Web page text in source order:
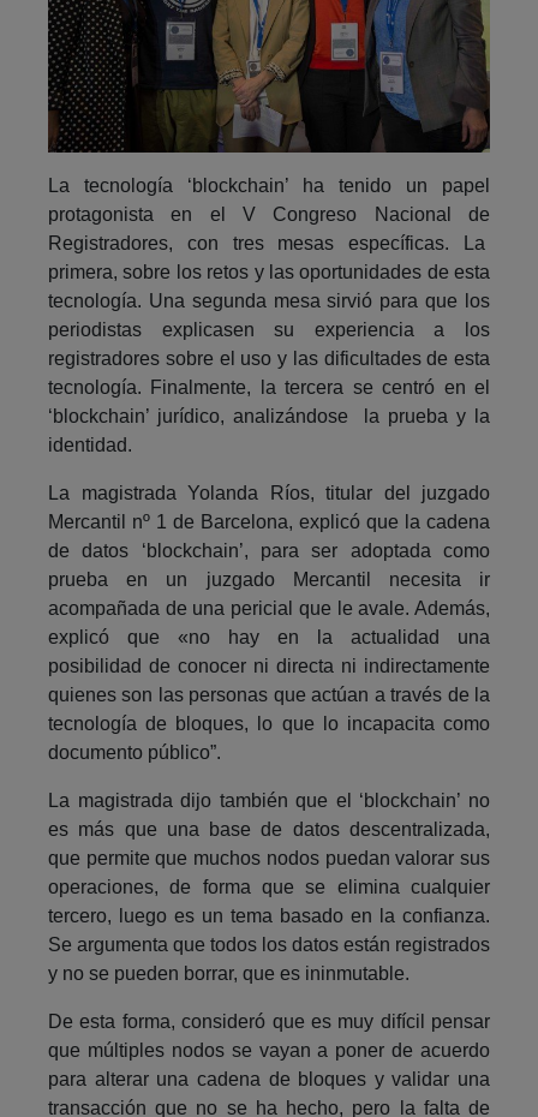
La tecnología ‘blockchain’ ha tenido un papel
protagonista en el V Congreso Nacional de
Registradores, con tres mesas específicas. La
primera, sobre los retos y las oportunidades de esta
tecnología. Una segunda mesa sirvió para que los
periodistas explicasen su experiencia a los
registradores sobre el uso y las dificultades de esta
tecnología. Finalmente, la tercera se centró en el
‘blockchain’ jurídico, analizándose la prueba y la
identidad.
La magistrada Yolanda Ríos, titular del juzgado
Mercantil nº 1 de Barcelona, explicó que la cadena
de datos ‘blockchain’, para ser adoptada como
prueba en un juzgado Mercantil necesita ir
acompañada de una pericial que le avale. Además,
explicó que «no hay en la actualidad una
posibilidad de conocer ni directa ni indirectamente
quienes son las personas que actúan a través de la
tecnología de bloques, lo que lo incapacita como
documento público”.
La magistrada dijo también que el ‘blockchain’ no
es más que una base de datos descentralizada,
que permite que muchos nodos puedan valorar sus
operaciones, de forma que se elimina cualquier
tercero, luego es un tema basado en la confianza.
Se argumenta que todos los datos están registrados
y no se pueden borrar, que es ininmutable.
De esta forma, consideró que es muy difícil pensar
que múltiples nodos se vayan a poner de acuerdo
para alterar una cadena de bloques y validar una
transacción que no se ha hecho, pero la falta de